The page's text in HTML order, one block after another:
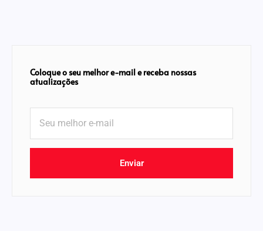
Coloque o seu melhor e-mail e receba nossas
atualizações
Enviar